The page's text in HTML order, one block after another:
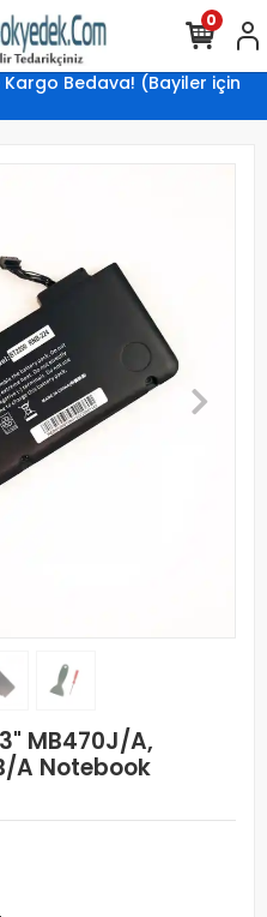
Kargo Bedava! (Bayiler için
0
MB470J/A,
A Notebook